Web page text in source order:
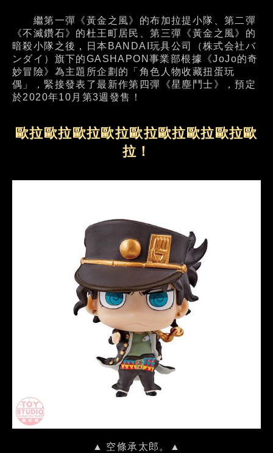
繼第一彈《黃金之風》的布加拉提小隊、第二彈
《不滅鑽石》的杜王町居民、第三彈《黃金之風》的
暗殺小隊之後，日本BANDAI玩具公司（株式会社バ
ンダイ）旗下的GASHAPON事業部根據《JoJo的奇
妙冒險》為主題所企劃的「角色人物收藏扭蛋玩
偶」，緊接發表了最新作第四彈《星塵鬥士》，預定
於2020年10月第3週發售！
歐拉歐拉歐拉歐拉歐拉歐拉歐拉歐拉歐
拉！
▲ 空條承太郎。▲